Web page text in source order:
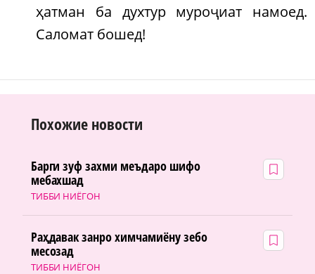
ҳатман ба духтур муроҷиат намоед.
Саломат бошед!
Похожие новости
ТИББИ НИЁГОН
Барги зуф захми меъдаро шифо
мебахшад
ТИББИ НИЁГОН
Раҳдавак занро химчамиёну зебо
месозад